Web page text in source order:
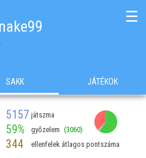
☰
SAKK JÁTÉKOK
5157 játszma
59% győzelem (3060)
344 ellenfelek átlagos pontszáma